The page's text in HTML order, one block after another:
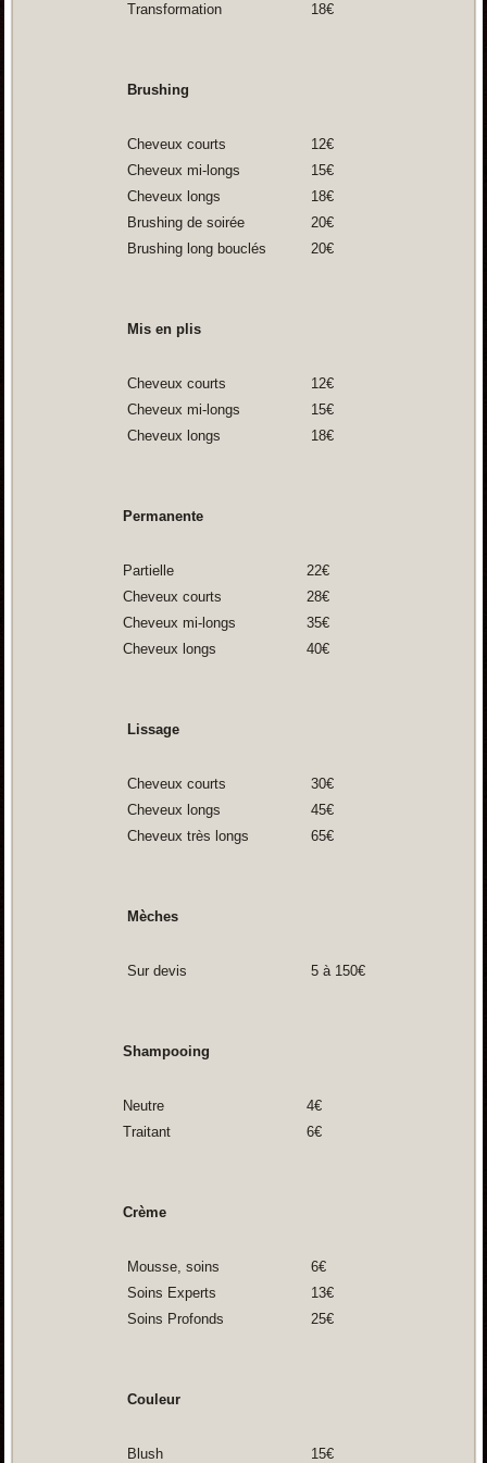
Transformation
18€
Brushing
Cheveux courts
12€
Cheveux mi-longs
15€
Cheveux longs
18€
Brushing de soirée
20€
Brushing long bouclés
20€
Mis en plis
Cheveux courts
12€
Cheveux mi-longs
15€
Cheveux longs
18€
Permanente
Partielle
22€
Cheveux courts
28€
Cheveux mi-longs
35€
Cheveux longs
40€
Lissage
Cheveux courts
30€
Cheveux longs
45€
Cheveux très longs
65€
Mèches
Sur devis 5 à 150€
Shampooing
Neutre
4€
Traitant
6€
Crème
Mousse, soins
6€
Soins Experts
13€
Soins Profonds
25€
Couleur
Blush 15€